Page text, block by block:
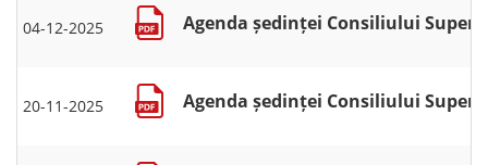
04-12-2025 Agenda ședinței Consiliului
20-11-2025 Agenda ședinței Consiliului